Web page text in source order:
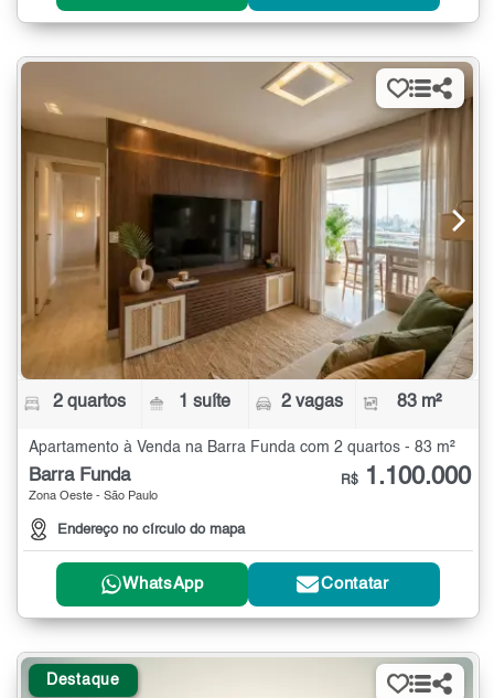
2 quartos 1 suíte 2 vagas 83 m²
Apartamento à Venda na Barra Funda com 2 quartos - 83 m²
Barra Funda
Zona Oeste - São Paulo
Endereço no círculo do mapa
R$ 1.100.000
WhatsApp Contatar
Destaque